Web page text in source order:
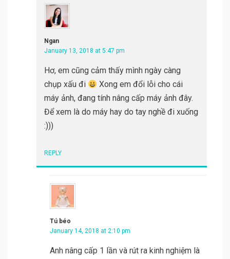
Ngan
January 13, 2018 at 5:47 pm
Hơ, em cũng cảm thấy mình ngày càng
chụp xấu đi
Xong em đổi lỗi cho cái
máy ảnh, đang tính nâng cấp máy ảnh đây.
Để xem là do máy hay do tay nghề đi xuống
:)))
REPLY
Tú béo
January 14, 2018 at 2:10 pm
Anh nâng cấp 1 lần và rút ra kinh nghiệm là